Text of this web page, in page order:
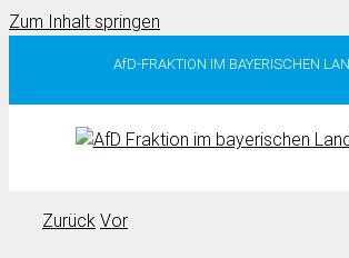
Zum Inhalt springen
AfD-FRAKTION IM BAYERISCHEN
Zurück Vor